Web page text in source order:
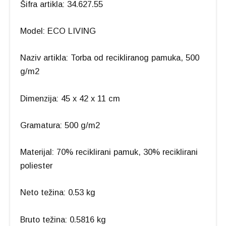
Šifra artikla: 34.627.55
Model: ECO LIVING
Naziv artikla: Torba od recikliranog pamuka, 500
g/m2
Dimenzija: 45 x 42 x 11 cm
Gramatura: 500 g/m2
Materijal: 70% reciklirani pamuk, 30% reciklirani
poliester
Neto težina: 0.53 kg
Bruto težina: 0.5816 kg